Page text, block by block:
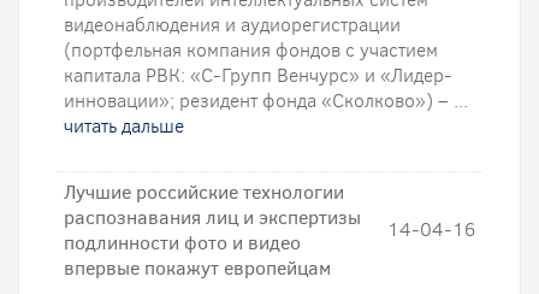
видеонаблюдения и аудиорегистрации
(портфельная компания фондов с участием
капитала РВК: «С-Групп Венчурс» и «Лидер-
инновации»; резидент фонда «Сколково») – ...
читать дальше
Лучшие российские технологии
распознавания лиц и экспертизы
подлинности фото и видео
впервые покажут европейцам
14-04-16